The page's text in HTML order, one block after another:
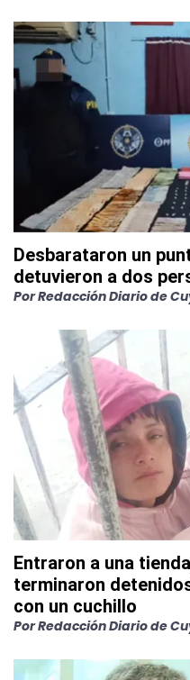
Desbarataron un
detuvieron a dos
PorRedacción Diario de
Entraron a una
terminaron
con un cuchillo
PorRedacción Diario de